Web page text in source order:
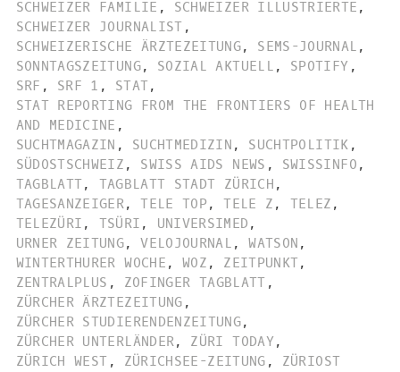
SCHWEIZER FAMILIE , SCHWEIZER ILLUSTRIERTE ,
SCHWEIZER JOURNALIST ,
SCHWEIZERISCHE ÄRZTEZEITUNG, SEMS-JOURNAL ,
SONNTAGSZEITUNG, SOZIAL AKTUELL , SPOTIFY ,
SRF , SRF 1 , STAT,
STAT REPORTING FROM THE FRONTIERS OF HEALTH
AND MEDICINE ,
SUCHTMAGAZIN , SUCHTMEDIZIN , SUCHTPOLITIK ,
SÜDOSTSCHWEIZ , SWISS AIDS NEWS , SWISSINFO ,
TAGBLATT, TAGBLATT STADT ZÜRICH ,
TAGESANZEIGER, TELE TOP, TELE Z , TELEZ ,
TELEZÜRI , TSÜRI , UNIVERSIMED ,
URNER ZEITUNG, VELOJOURNAL , WATSON ,
WINTERTHURER WOCHE , WOZ , ZEITPUNKT,
ZENTRALPLUS , ZOFINGER TAGBLATT ,
ZÜRCHER ÄRZTEZEITUNG ,
ZÜRCHER STUDIERENDENZEITUNG,
ZÜRCHER UNTERLÄNDER, ZÜRI TODAY,
ZÜRICH WEST , ZÜRICHSEE-ZEITUNG , ZÜRIOST